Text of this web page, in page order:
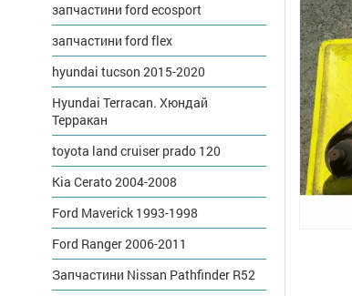
запчастини ford ecosport
запчастини ford flex
hyundai tucson 2015-2020
Hyundai Terracan. Хюндай
Терракан
toyota land cruiser prado 120
Kia Cerato 2004-2008
Ford Maverick 1993-1998
Ford Ranger 2006-2011
Запчастини Nissan Pathfinder R52